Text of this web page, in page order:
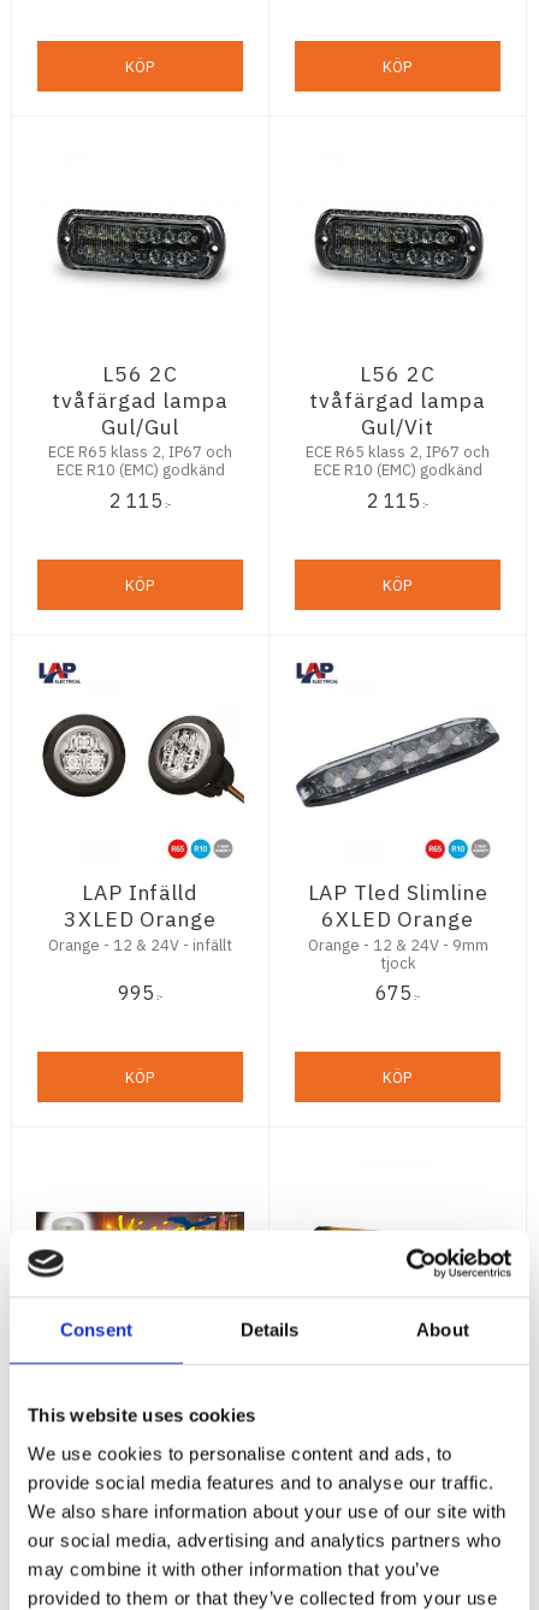
Consent Details About
This website uses cookies
We use cookies to personalise content and ads, to
provide social media features and to analyse our traffic.
We also share information about your use of our site with
our social media, advertising and analytics partners who
may combine it with other information that you’ve
provided to them or that they’ve collected from your use
KÖP KÖP
L56 2C
tvåfärgad lampa
Gul/Gul
ECE R65 klass 2, IP67 och
ECE R10 (EMC) godkänd
2 115 :-
KÖP
L56 2C
tvåfärgad lampa
Gul/Vit
ECE R65 klass 2, IP67 och
ECE R10 (EMC) godkänd
2 115 :-
KÖP
LAP Infälld
3XLED Orange
Orange - 12 & 24V - infällt
995 :-
KÖP
LAP Tled Slimline
6XLED Orange
Orange - 12 & 24V - 9mm
tjock
675 :-
KÖP
rotella VIT -
3,6w - 252 lumen - 100x
livstid över traditionella
glödlampor
895 :-
KÖP
- Blixtljus/Backljus -
12V/24V
1 775:-
INFO